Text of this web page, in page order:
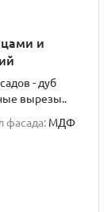
и
- дуб
вырезы..
фасада: МДФ